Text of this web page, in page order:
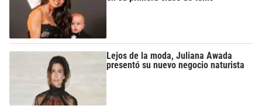
Lejos de la moda, Juliana Awada
presentó su nuevo negocio naturista